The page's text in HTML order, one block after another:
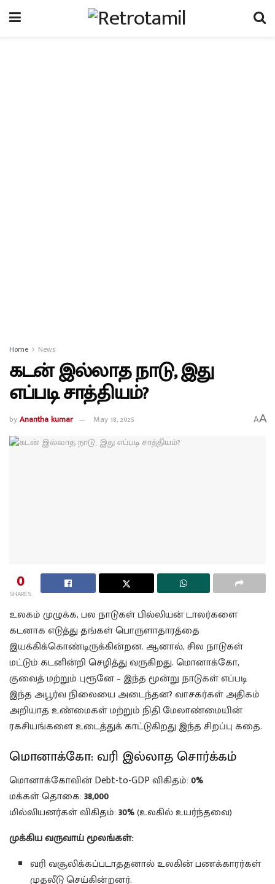
Home News
கடன் இல்லாத நாடு, இது
எப்படி சாத்தியம்?
byAnantha kumar May 18, 2025 AA
0
SHARES
உலகம் முழுக்க, பல நாடுகள் பில்லியன் டாலர்களை
கடனாக எடுத்து தங்கள் பொருளாதாரத்தை
இயக்கிக்கொண்டிருக்கின்றன. ஆனால், சில நாடுகள்
மட்டும் கடனின்றி செழித்து வருகிறது. மொனாக்கோ,
குவைத் மற்றும் புரூனே – இந்த மூன்று நாடுகள் எப்படி
இந்த அபூர்வ நிலையை அடைந்தன? வாசகர்கள் அதிகம்
அறியாத உண்மைகள் மற்றும் நிதி மேலாண்மையின்
ரகசியங்களை உடைத்துக் காட்டுகிறது இந்த சிறப்பு கதை.
மொனாக்கோ: வரி இல்லாத சொர்க்கம்
மொனாக்கோவின் Debt-to-GDP விகிதம்:0%
மக்கள் தொகை:38,000
மில்லியனர்கள் விகிதம்:30%(உலகில் உயர்ந்தவை)
முக்கிய வருவாய் மூலங்கள்:
வரி வசூலிக்கப்படாததனால் உலகின் பணக்காரர்கள்
முதலீடு செய்கின்றனர்.